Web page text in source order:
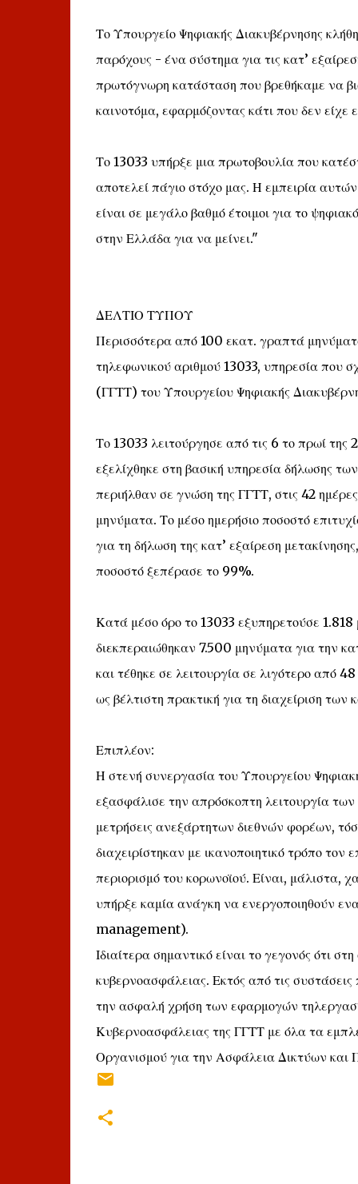
Το Υπουργείο Ψηφιακής Διακυβέρνησης
παρόχους - ένα σύστημα για τις κατ’
πρωτόγνωρη κατάσταση που βρεθήκαμε να
καινοτόμα, εφαρμόζοντας κάτι που δεν είχε
Το 13033 υπήρξε μια πρωτοβουλία που
αποτελεί πάγιο στόχο μας. Η εμπειρία
είναι σε μεγάλο βαθμό έτοιμοι για το
στην Ελλάδα για να μείνει."
ΔΕΛΤΙΟ ΤΥΠΟΥ
Περισσότερα από 100 εκατ. γραπτά
τηλεφωνικού αριθμού 13033, υπηρεσία που
(ΓΓΤΤ) του Υπουργείου Ψηφιακής
Το 13033 λειτούργησε από τις 6 το πρωί της
εξελίχθηκε στη βασική υπηρεσία δήλωσης
περιήλθαν σε γνώση της ΓΓΤΤ, στις 42
μηνύματα. Το μέσο ημερήσιο ποσοστό
για τη δήλωση της κατ’ εξαίρεση
ποσοστό ξεπέρασε το 99%.
Κατά μέσο όρο το 13033 εξυπηρετούσε
διεκπεραιώθηκαν 7.500 μηνύματα για την
και τέθηκε σε λειτουργία σε λιγότερο από
ως βέλτιστη πρακτική για τη διαχείριση των
Επιπλέον:
Η στενή συνεργασία του Υπουργείου
εξασφάλισε την απρόσκοπτη λειτουργία
μετρήσεις ανεξάρτητων διεθνών φορέων,
διαχειρίστηκαν με ικανοποιητικό τρόπο
περιορισμό του κορωνοϊού. Είναι, μάλιστα,
υπήρξε καμία ανάγκη να ενεργοποιηθούν
management).
Ιδιαίτερα σημαντικό είναι το γεγονός ότι
κυβερνοασφάλειας. Εκτός από τις
την ασφαλή χρήση των εφαρμογών
Κυβερνοασφάλειας της ΓΓΤΤ με όλα τα
Οργανισμού για την Ασφάλεια Δικτύων